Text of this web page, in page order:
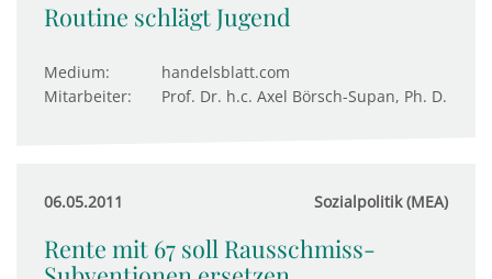
Routine schlägt Jugend
Medium:
handelsblatt.com
Mitarbeiter:
Prof. Dr. h.c. Axel Börsch-Supan, Ph. D.
06.05.2011 Sozialpolitik (MEA)
Rente mit 67 soll Rausschmiss-